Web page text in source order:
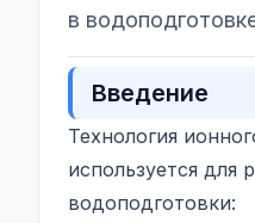
в
Введение
Технология
используется для
водоподготовки: